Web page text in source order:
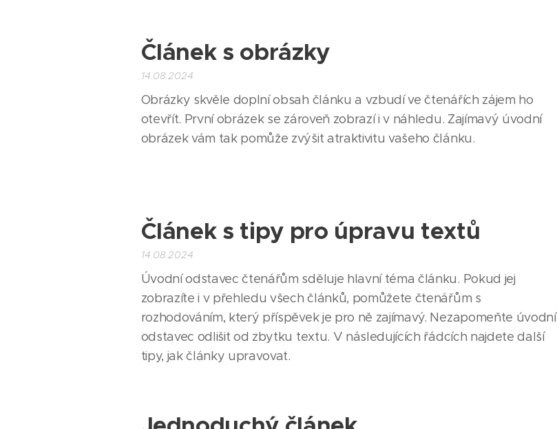
Článek s obrázky
14.08.2024
Obrázky skvěle doplní obsah článku a vzbudí ve čtenářích zájem ho
otevřít. První obrázek se zároveň zobrazí i v náhledu. Zajímavý úvodní
obrázek vám tak pomůže zvýšit atraktivitu vašeho článku.
Článek s tipy pro úpravu textů
14.08.2024
Úvodní odstavec čtenářům sděluje hlavní téma článku. Pokud jej
zobrazíte i v přehledu všech článků, pomůžete čtenářům s
rozhodováním, který příspěvek je pro ně zajímavý. Nezapomeňte úvodní
odstavec odlišit od zbytku textu. V následujících řádcích najdete další
tipy, jak články upravovat.